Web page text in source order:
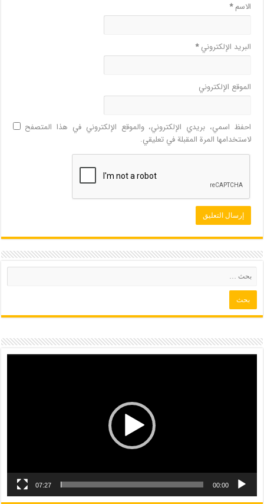
الاسم*
البريد الإلكتروني*
الموقع الإلكتروني
احفظ اسمي، بريدي الإلكتروني، والموقع الإلكتروني في هذا المتصفح
لاستخدامها المرة المقبلة في تعليقي.
00:00
07:27